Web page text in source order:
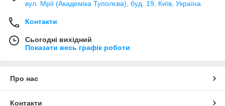
вул. Мрії (Академіка Туполєва), буд. 19, Київ, Україна
Контакти
Сьогодні вихідний
Показати весь графік роботи
Про нас
Контакти